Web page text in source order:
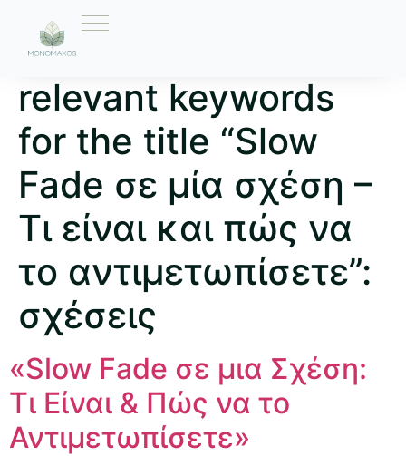
Ετικέτα:
relevant keywords
for the title “Slow
Fade σε μία σχέση –
Τι είναι και πώς να
το αντιμετωπίσετε”:
σχέσεις
«Slow Fade σε μια Σχέση:
Τι Είναι & Πώς να το
Αντιμετωπίσετε»